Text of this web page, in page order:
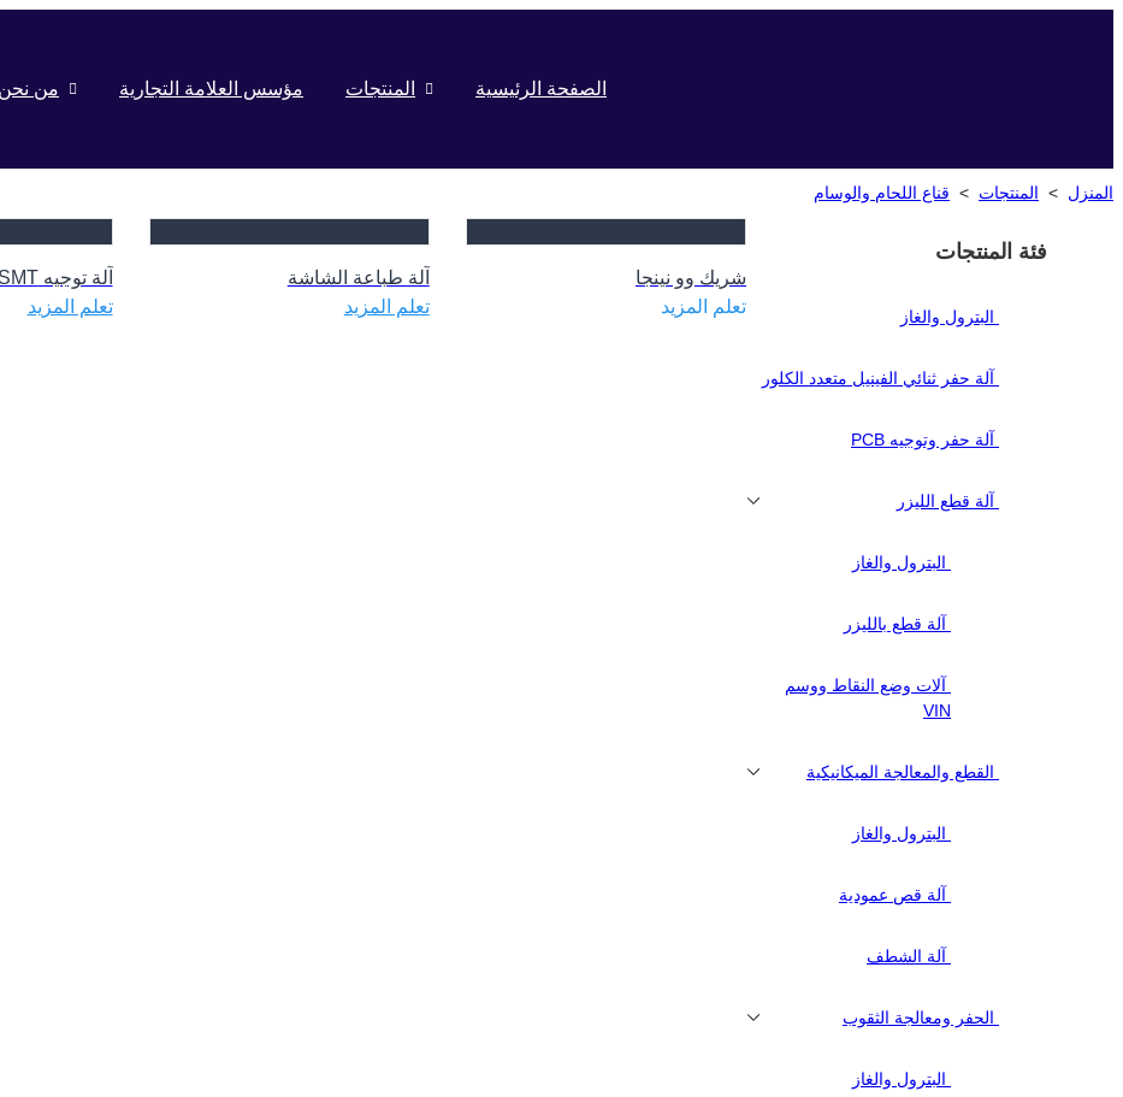
الصفحة الرئيسية المنتجات مؤسس العلامة التجارية من نحن
المنزل > المنتجات > قناع اللحام والوسام
فئة المنتجات
البترول والغاز
آلة حفر ثنائي الفينيل متعدد الكلور
آلة حفر وتوجيه PCB
آلة قطع الليزر
البترول والغاز
آلة قطع بالليزر
آلات وضع النقاط ووسم
VIN
القطع والمعالجة الميكانيكية
البترول والغاز
آلة قص عمودية
آلة الشطف
الحفر ومعالجة الثقوب
البترول والغاز
شريك وو نينجا
تعلم المزيد
آلة طباعة الشاشة
تعلم المزيد
آلة توجيه SMT
تعلم المزيد